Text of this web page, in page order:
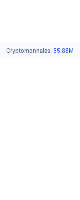
Cryptomonnaies: 55.88M